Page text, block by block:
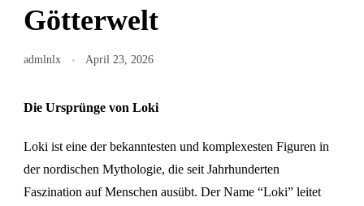
Götterwelt
admlnlx April 23, 2026
Die Ursprünge von Loki
Loki ist eine der bekanntesten und komplexesten Figuren in
der nordischen Mythologie, die seit Jahrhunderten
Faszination auf Menschen ausübt. Der Name “Loki” leitet